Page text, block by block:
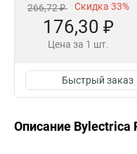
266,72 ₽ Скидка 33%
176,30 ₽
Цена за 1 шт.
Быстрый заказ
Описание Bylectrica